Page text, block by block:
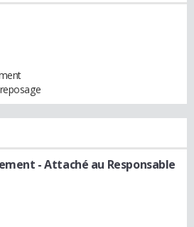
- Attaché au Responsable